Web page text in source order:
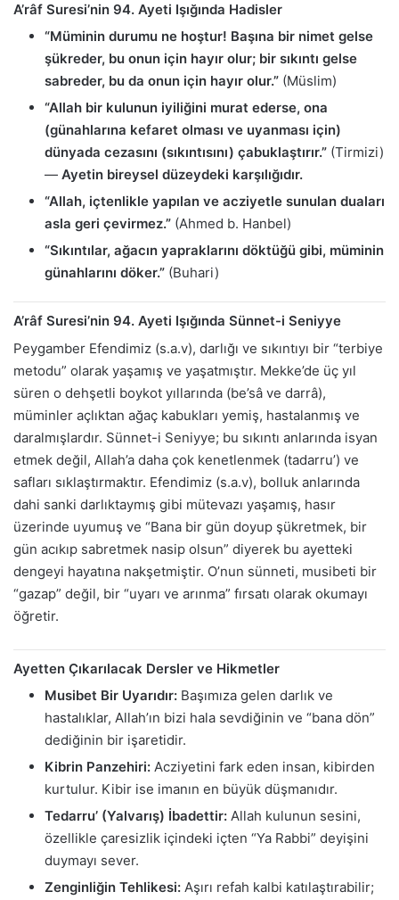
A’râf Suresi’nin 94. Ayeti Işığında Hadisler
“Müminin durumu ne hoştur! Başına bir nimet gelse
şükreder, bu onun için hayır olur; bir sıkıntı gelse
sabreder, bu da onun için hayır olur.” (Müslim)
“Allah bir kulunun iyiliğini murat ederse, ona
(günahlarına kefaret olması ve uyanması için)
dünyada cezasını (sıkıntısını) çabuklaştırır.” (Tirmizi)
— Ayetin bireysel düzeydeki karşılığıdır.
“Allah, içtenlikle yapılan ve acziyetle sunulan duaları
asla geri çevirmez.” (Ahmed b. Hanbel)
“Sıkıntılar, ağacın yapraklarını döktüğü gibi, müminin
günahlarını döker.” (Buhari)
A’râf Suresi’nin 94. Ayeti Işığında Sünnet-i Seniyye
Peygamber Efendimiz (s.a.v), darlığı ve sıkıntıyı bir “terbiye
metodu” olarak yaşamış ve yaşatmıştır. Mekke’de üç yıl
süren o dehşetli boykot yıllarında (be’sâ ve darrâ),
müminler açlıktan ağaç kabukları yemiş, hastalanmış ve
daralmışlardır. Sünnet-i Seniyye; bu sıkıntı anlarında isyan
etmek değil, Allah’a daha çok kenetlenmek (tadarru’) ve
safları sıklaştırmaktır. Efendimiz (s.a.v), bolluk anlarında
dahi sanki darlıktaymış gibi mütevazı yaşamış, hasır
üzerinde uyumuş ve “Bana bir gün doyup şükretmek, bir
gün acıkıp sabretmek nasip olsun” diyerek bu ayetteki
dengeyi hayatına nakşetmiştir. O’nun sünneti, musibeti bir
“gazap” değil, bir “uyarı ve arınma” fırsatı olarak okumayı
öğretir.
Ayetten Çıkarılacak Dersler ve Hikmetler
Musibet Bir Uyarıdır: Başımıza gelen darlık ve
hastalıklar, Allah’ın bizi hala sevdiğinin ve “bana dön”
dediğinin bir işaretidir.
Kibrin Panzehiri: Acziyetini fark eden insan, kibirden
kurtulur. Kibir ise imanın en büyük düşmanıdır.
Tedarru’ (Yalvarış) İbadettir: Allah kulunun sesini,
özellikle çaresizlik içindeki içten “Ya Rabbi” deyişini
duymayı sever.
Zenginliğin Tehlikesi: Aşırı refah kalbi katılaştırabilir;